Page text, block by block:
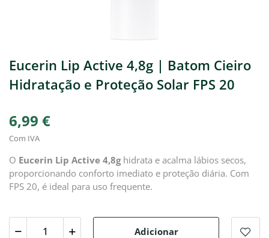
Eucerin Lip Active 4,8g | Batom Cieiro
Hidratação e Proteção Solar FPS 20
6,99 €
Com IVA
O Eucerin Lip Active 4,8ghidrata e acalma lábios secos,
proporcionando conforto imediato e proteção diária. Com
FPS 20, é ideal para uso frequente.
Adicionar